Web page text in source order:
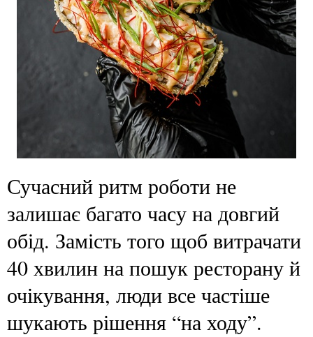
Сучасний ритм роботи не
залишає багато часу на довгий
обід. Замість того щоб витрачати
40 хвилин на пошук ресторану й
очікування, люди все частіше
шукають рішення “на ходу”.